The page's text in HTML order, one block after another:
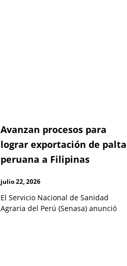
Avanzan procesos para
lograr exportación de palta
peruana a Filipinas
julio 22, 2026
El Servicio Nacional de Sanidad
Agraria del Perú (Senasa) anunció